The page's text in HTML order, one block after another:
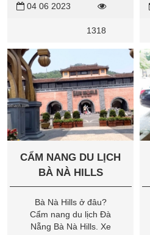
du lịch núi Ngũ Hành
bạn tham khảo khi du
chuỗi du lịch Sơn Trà
Đà Nẵng, Ngũ Hành
Sơn Đà Nẵng,...
04 06 2023
1318
CẨM NANG DU LỊCH
BÀ NÀ HILLS
Bà Nà Hills ở đâu?
Cẩm nang du lịch Đà
Nẵng Bà Nà Hills. Xe